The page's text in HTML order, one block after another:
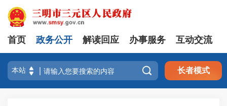
首页 政务公开 解读回应 办事服务 互动交流
 长者模式